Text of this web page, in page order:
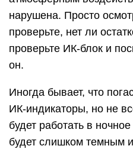
нарушена. Просто
проверьте, нет ли
проверьте ИК-блок и
он.
Иногда бывает, что
ИК-индикаторы, но не
будет работать в
будет слишком темным